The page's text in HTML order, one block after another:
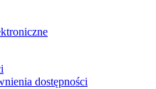
dostępności